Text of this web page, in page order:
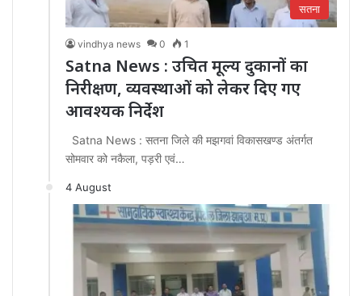
सतना
vindhya news 0 1
Satna News : उचित मूल्य दुकानों का
निरीक्षण, व्यवस्थाओं को लेकर दिए गए
आवश्यक निर्देश
Satna News : सतना जिले की मझगवां विकासखण्ड अंतर्गत
सोमवार को नकैला, पड़री एवं…
4 August